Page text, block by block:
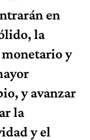
en
la
y
y avanzar
la
y el